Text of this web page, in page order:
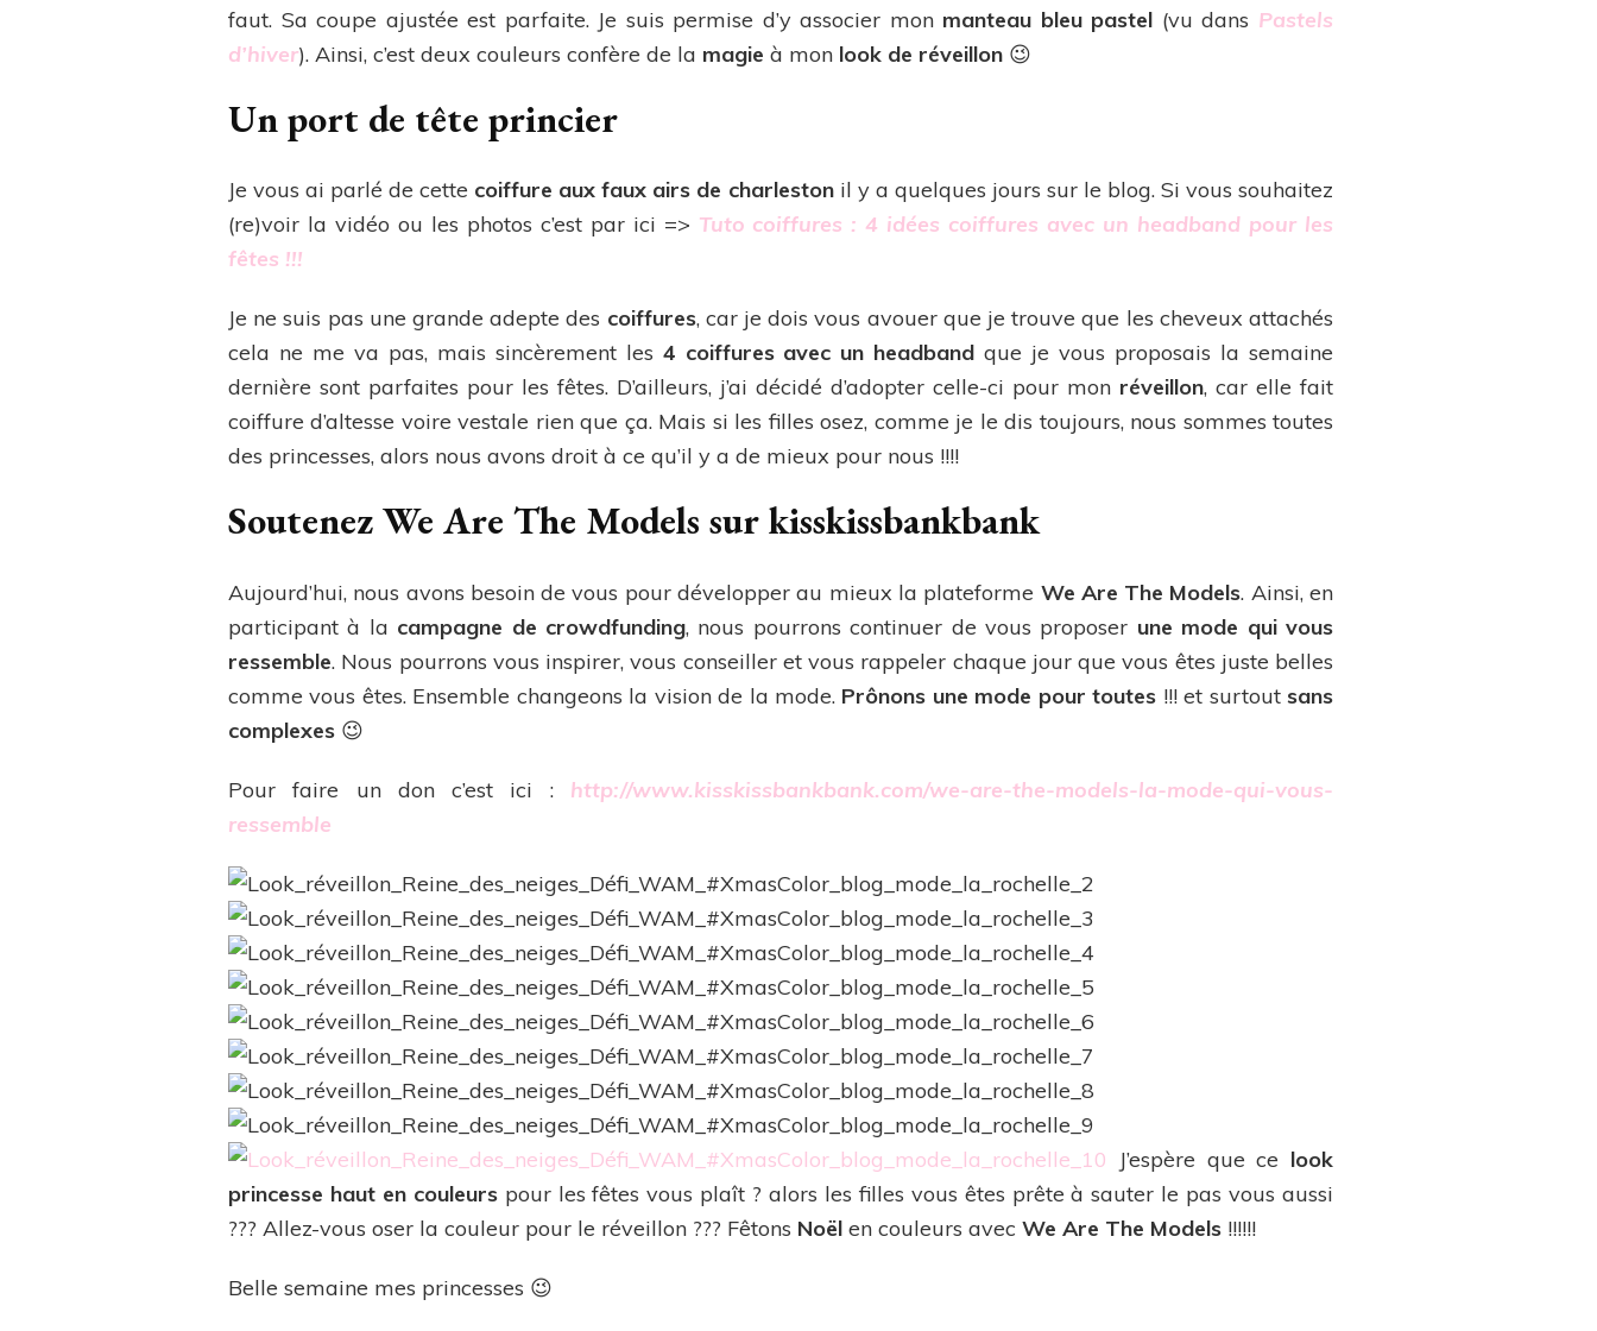
faut. Sa coupe ajustée est parfaite. Je suis permise d’y associer mon manteau bleu pastel (vu dans Pastels
d’hiver). Ainsi, c’est deux couleurs confère de la magie à mon look de réveillon 😉
Un port de tête princier
Je vous ai parlé de cette coiffure aux faux airs de charlestonil y a quelques jours sur le blog. Si vous souhaitez
(re)voir la vidéo ou les photos c’est par ici => Tuto coiffures : 4 idées coiffures avec un headband pour les
fêtes !!!
Je ne suis pas une grande adepte des coiffures, car je dois vous avouer que je trouve que les cheveux attachés
cela ne me va pas, mais sincèrement les 4 coiffures avec un headband que je vous proposais la semaine
dernière sont parfaites pour les fêtes. D’ailleurs, j’ai décidé d’adopter celle-ci pour mon réveillon, car elle fait
coiffure d’altesse voire vestale rien que ça. Mais si les filles osez, comme je le dis toujours, nous sommes toutes
des princesses, alors nous avons droit à ce qu’il y a de mieux pour nous !!!!
Soutenez We Are The Models sur kisskissbankbank
Aujourd’hui, nous avons besoin de vous pour développer au mieux la plateforme We Are The Models. Ainsi, en
participant à la campagne de crowdfunding, nous pourrons continuer de vous proposer une mode qui vous
ressemble. Nous pourrons vous inspirer, vous conseiller et vous rappeler chaque jour que vous êtes juste belles
comme vous êtes. Ensemble changeons la vision de la mode. Prônons une mode pour toutes !!! et surtoutsans
complexes 😉
Pour faire un don c’est ici : http://www.kisskissbankbank.com/we-are-the-models-la-mode-qui-vous-
ressemble
J’espère que ce look
princesse haut en couleurspour les fêtes vous plaît ? alors les filles vous êtes prête à sauter le pas vous aussi
??? Allez-vous oser la couleur pour le réveillon ??? Fêtons Noël en couleurs avec We Are The Models !!!!!!
Belle semaine mes princesses 😉